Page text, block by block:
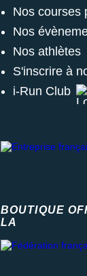
Nos courses
Nos
Nos athlètes
S'inscrire à
i-Run Club
BOUTIQUE
LA